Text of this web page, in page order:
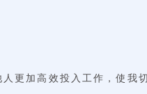
更加高效投入工作，使我